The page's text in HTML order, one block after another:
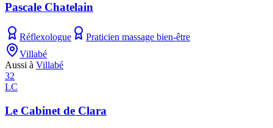
Pascale Chatelain
Réflexologue
Praticien massage bien-être
Villabé
Aussi à Villabé
32
LC
Le Cabinet de Clara